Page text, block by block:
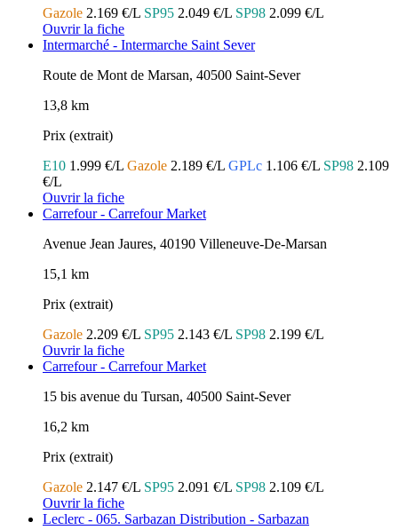
Gazole 2.169 €/L SP95 2.049 €/L SP98 2.099 €/L
Ouvrir la fiche
Intermarché - Intermarche Saint Sever
Route de Mont de Marsan, 40500 Saint-Sever
13,8 km
Prix (extrait)
E10 1.999 €/L Gazole 2.189 €/L GPLc 1.106 €/L SP98 2.109
€/L
Ouvrir la fiche
Carrefour - Carrefour Market
Avenue Jean Jaures, 40190 Villeneuve-De-Marsan
15,1 km
Prix (extrait)
Gazole 2.209 €/L SP95 2.143 €/L SP98 2.199 €/L
Ouvrir la fiche
Carrefour - Carrefour Market
15 bis avenue du Tursan, 40500 Saint-Sever
16,2 km
Prix (extrait)
Gazole 2.147 €/L SP95 2.091 €/L SP98 2.109 €/L
Ouvrir la fiche
Leclerc - 065. Sarbazan Distribution - Sarbazan